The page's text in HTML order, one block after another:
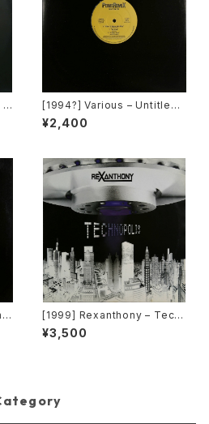
[1994?] Various – Untitled
(PM-669)[PoweRemix Rec
ords]
¥2,400
[1999] Rexanthony – Tech
nopolis [Franton]
¥3,500